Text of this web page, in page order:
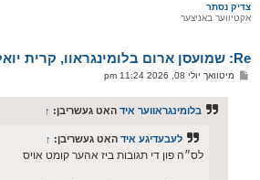
צדיק נסתר
אקטיווער באניצער
Re: שמועסן ארום בלומינגראוו, קרית יואל
פמיטוואך יולי 08, 2026 11:24 pm
בלומינגראווער איד האט געשריבן: ↑
לעבעדיגע איד האט געשריבן: ↑
לס״ה פון די תגובות ביז אהער קומט אויס